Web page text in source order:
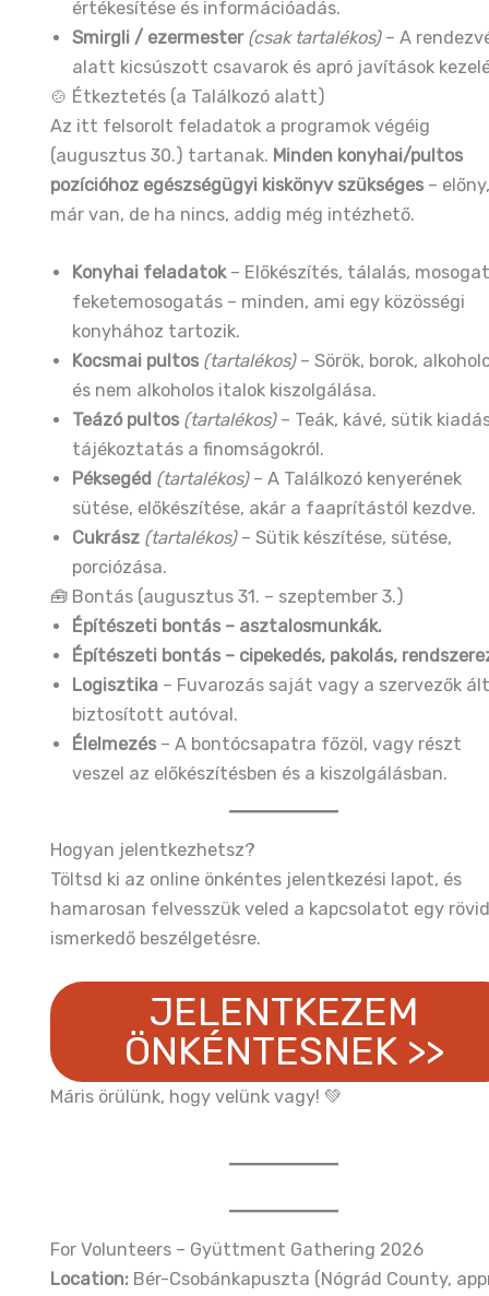
értékesítése és információadás.
Smirgli / ezermester (csak tartalékos)– A
alatt kicsúszott csavarok és apró javítások
🍲 Étkeztetés (a Találkozó alatt)
Az itt felsorolt feladatok a programok végéig
(augusztus 30.) tartanak. Minden konyhai/pultos
pozícióhoz egészségügyi kiskönyv szükséges –
már van, de ha nincs, addig még intézhető.
Konyhai feladatok– Előkészítés, tálalás,
feketemosogatás – minden, ami egy közösségi
konyhához tartozik.
Kocsmai pultos (tartalékos)– Sörök, borok,
és nem alkoholos italok kiszolgálása.
Teázó pultos (tartalékos)– Teák, kávé, sütik
tájékoztatás a finomságokról.
Péksegéd (tartalékos)– A Találkozó kenyerének
sütése, előkészítése, akár a faaprítástól kezdve.
Cukrász (tartalékos)– Sütik készítése, sütése,
porciózása.
🧰 Bontás (augusztus 31. – szeptember 3.)
Építészeti bontás – asztalosmunkák.
Építészeti bontás – cipekedés, pakolás,
Logisztika – Fuvarozás saját vagy a szervezők
biztosított autóval.
Élelmezés – A bontócsapatra főzöl, vagy részt
veszel az előkészítésben és a kiszolgálásban.
Hogyan jelentkezhetsz?
Töltsd ki az online önkéntes jelentkezési lapot, és
hamarosan felvesszük veled a kapcsolatot egy
ismerkedő beszélgetésre.
JELENTKEZEM
ÖNKÉNTESNEK >>
Máris örülünk, hogy velünk vagy! 💚
For Volunteers – Gyüttment Gathering 2026
Location: Bér-Csobánkapuszta (Nógrád County,